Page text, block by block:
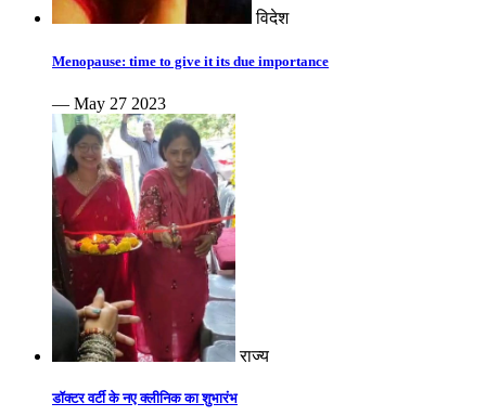
विदेश
Menopause: time to give it its due importance
— May 27 2023
राज्य
डॉक्टर वर्टी के नए क्लीनिक का शुभारंभ